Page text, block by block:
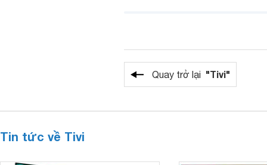
Quay trở lại "Tivi"
Tin tức về Tivi